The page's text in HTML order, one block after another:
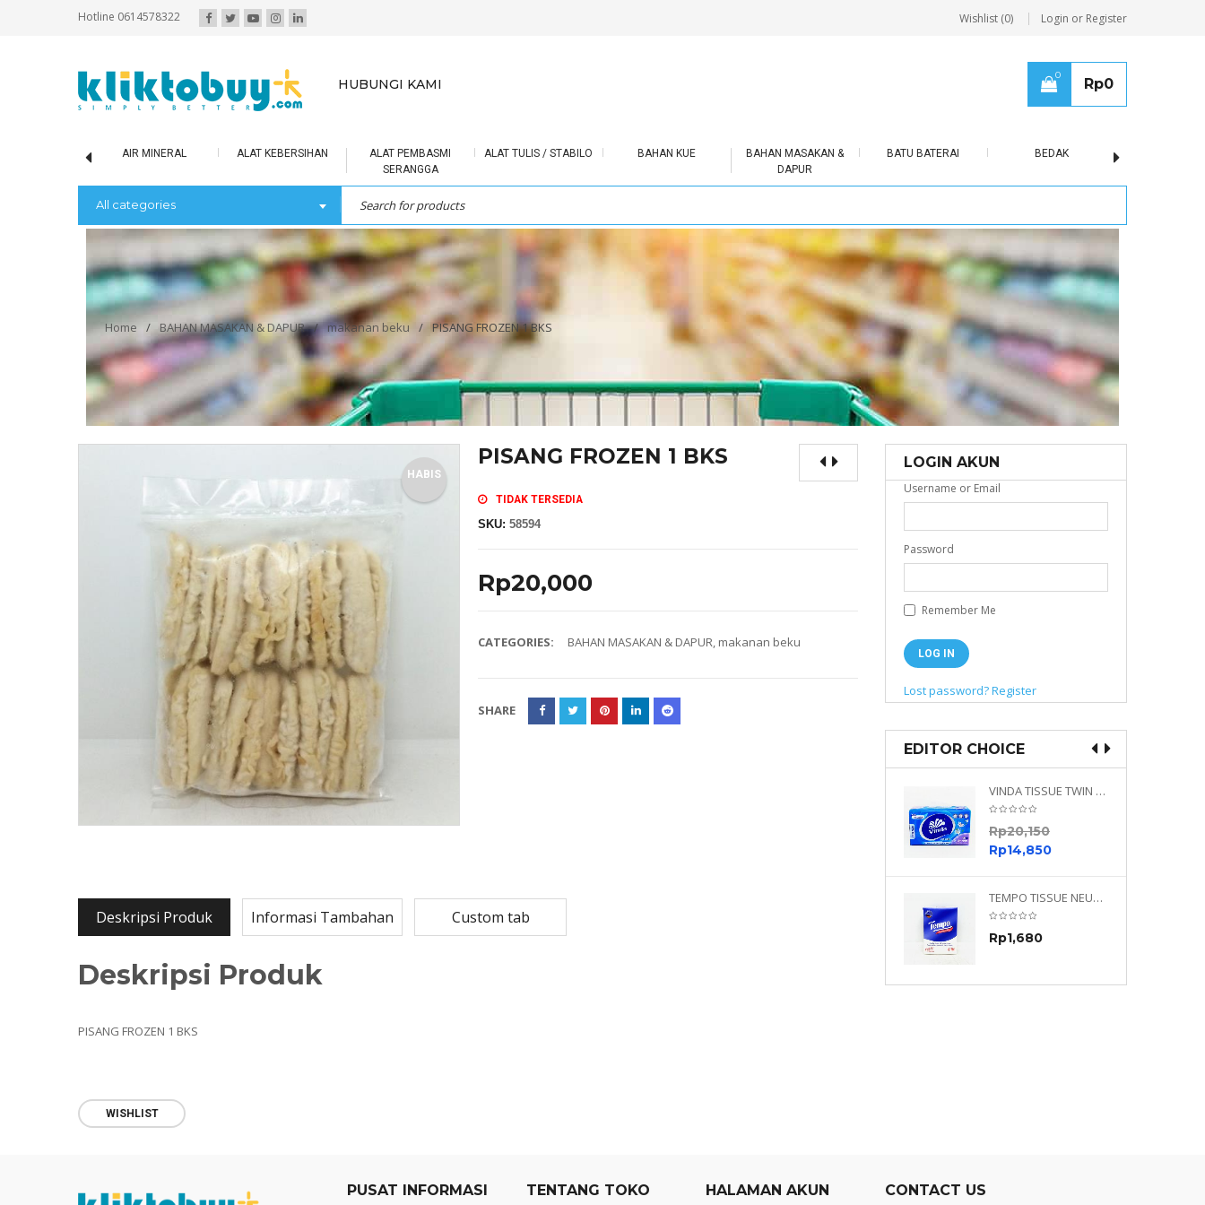
Hotline 0614578322 Wishlist (0) Login or Register
HUBUNGI KAMI
0
Rp0
AIR MINERAL ALAT KEBERSIHAN
ALAT PEMBASMI
SERANGGA
ALAT TULIS / STABILO BAHAN KUE
BAHAN MASAKAN &
DAPUR
BATU BATERAI BEDAK
All categories
Home / BAHAN MASAKAN & DAPUR / makanan beku / PISANG FROZEN 1 BKS
HABIS
PISANG FROZEN 1 BKS
TIDAK TERSEDIA
SKU:58594
Rp20,000
CATEGORIES: BAHAN MASAKAN & DAPUR, makanan beku
SHARE
Deskripsi Produk Informasi Tambahan Custom tab
Deskripsi Produk
PISANG FROZEN 1 BKS
WISHLIST
LOGIN AKUN
Username or Email
Password
Remember Me
Lost password?Register
EDITOR CHOICE
Rp93,850
VINDA TISSUE TWIN PACK 2 X 330 S
Rp20,150
Rp14,850
TEMPO TISSUE NEUTRAL PETIT 4PLY
Rp1,680
PUSAT INFORMASI TENTANG TOKO HALAMAN AKUN CONTACT US